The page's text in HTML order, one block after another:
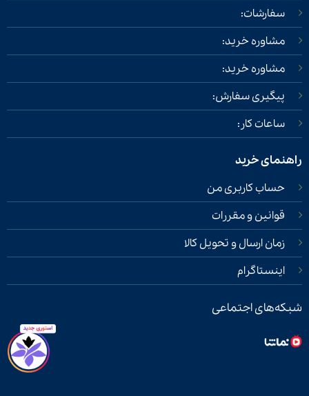
سفارشات:
مشاوره خرید:
مشاوره خرید:
پیگیری سفارش:
ساعات کار:
راهنمای خرید
حساب کاربری من
قوانین و مقررات
زمان ارسال و تحویل کالا
اینستاگرام
شبکه‌های اجتماعی